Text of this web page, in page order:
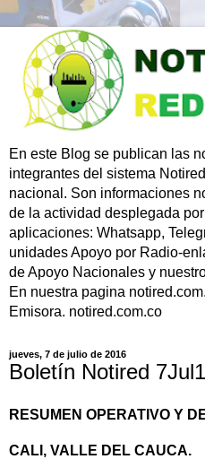
En este Blog se publican las
integrantes del sistema
nacional. Son informaciones
de la actividad desplegada
aplicaciones: Whatsapp,
unidades Apoyo por Radio-
de Apoyo Nacionales y
En nuestra pagina
Emisora. notired.com.co
jueves, 7 de julio de 2016
Boletín Notired
RESUMEN OPERATIVO Y
CALI, VALLE DEL CAUCA.